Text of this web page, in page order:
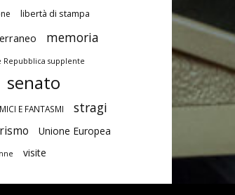
libertà di stampa
memoria
Repubblica supplente
senato
E FANTASMI stragi
Unione Europea
visite